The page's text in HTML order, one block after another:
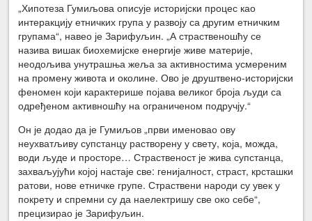
„Хипотеза Гумиљова описује историјски процес као
интеракцију етничких група у развоју са другим етничким
групама“, навео је Зарифуљин. „А страственошћу се
назива вишак биохемијске енергије живе материје,
неодољива унутрашња жеља за активностима усмереним
на промену живота и околине. Ово је друштвено-историјски
феномен који карактерише појава великог броја људи са
одређеном активношћу на ограниченом подручју.“
Он је додао да је Гумиљов „први именовао ову
неухватљиву супстанцу растворену у свету, која, можда,
води људе и просторе… Страственост је жива супстанца,
захваљујући којој настаје све: генијалност, страст, крсташки
ратови, нове етничке групе. Страствени народи су увек у
покрету и спремни су да наелектришу све око себе“,
прецизирао је Зарифуљин.